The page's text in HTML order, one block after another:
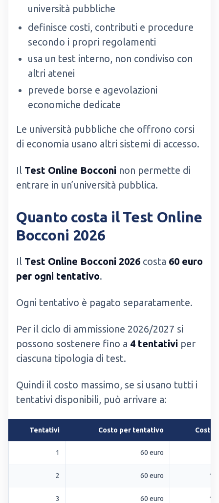
università pubbliche
definisce costi, contributi e procedure
secondo i propri regolamenti
usa un test interno, non condiviso con
altri atenei
prevede borse e agevolazioni
economiche dedicate
Le università pubbliche che offrono corsi
di economia usano altri sistemi di accesso.
Il Test Online Bocconi non permette di
entrare in un’università pubblica.
Quanto costa il Test Online
Bocconi 2026
Il Test Online Bocconi 2026 costa 60 euro
per ogni tentativo.
Ogni tentativo è pagato separatamente.
Per il ciclo di ammissione 2026/2027 si
possono sostenere fino a 4 tentativi per
ciascuna tipologia di test.
Quindi il costo massimo, se si usano tutti i
tentativi disponibili, può arrivare a:
Tentativi Costo per tentativo Costo
1 60 euro
2 60 euro
3 60 euro